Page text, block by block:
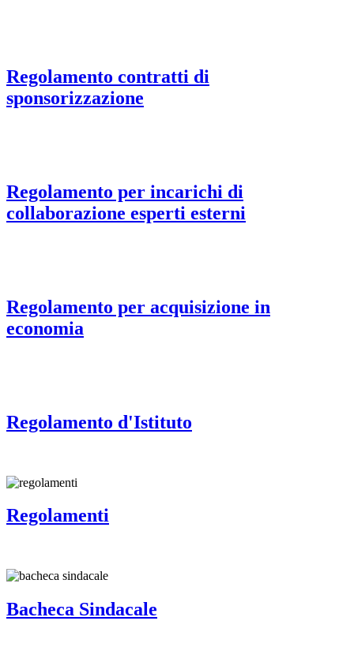
Regolamento contratti di
sponsorizzazione
Regolamento per incarichi di
collaborazione esperti esterni
Regolamento per acquisizione in
economia
Regolamento d'Istituto
Regolamenti
Bacheca Sindacale